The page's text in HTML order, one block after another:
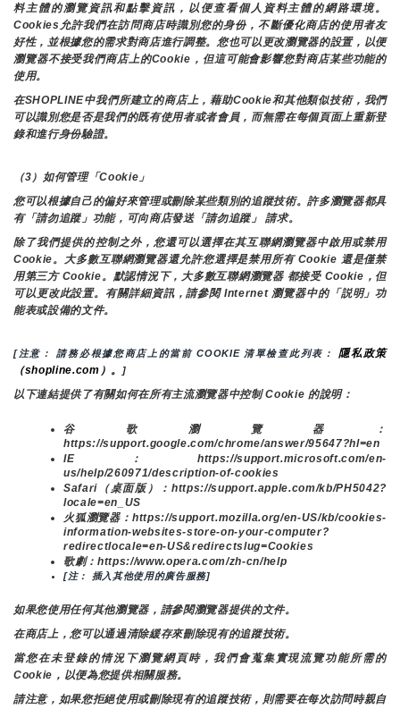
料主體的瀏覽資訊和點擊資訊，以便查看個人資料主體的網路環境。
Cookies允許我們在訪問商店時識別您的身份，不斷優化商店的使用者友
好性，並根據您的需求對商店進行調整。您也可以更改瀏覽器的設置，以便
瀏覽器不接受我們商店上的Cookie，但這可能會影響您對商店某些功能的
使用。
在SHOPLINE中我們所建立的商店上，藉助Cookie和其他類似技術，我們
可以識別您是否是我們的既有使用者或者會員，而無需在每個頁面上重新登
錄和進行身份驗證。
（3）如何管理「Cookie」
您可以根據自己的偏好來管理或刪除某些類別的追蹤技術。許多瀏覽器都具
有「請勿追蹤」功能，可向商店發送「請勿追蹤」 請求。
除了我們提供的控制之外，您還可以選擇在其互聯網瀏覽器中啟用或禁用
Cookie。大多數互聯網瀏覽器還允許您選擇是禁用所有 Cookie 還是僅禁
用第三方 Cookie。默認情況下，大多數互聯網瀏覽器 都接受 Cookie，但
可以更改此設置。有關詳細資訊，請參閱 Internet 瀏覽器中的「説明」功
能表或設備的文件。
[注意： 請務必根據您商店上的當前 COOKIE 清單檢查此列表： 隱私政策
（shopline.com）。
]
以下連結提供了有關如何在所有主流瀏覽器中控制 Cookie 的說明：
谷歌瀏覽器：
https://support.google.com/chrome/answer/95647?hl=en
IE：https://support.microsoft.com/en-
us/help/260971/description-of-cookies
Safari（桌面版）：https://support.apple.com/kb/PH5042?
locale=en_US
火狐瀏覽器：https://support.mozilla.org/en-US/kb/cookies-
information-websites-store-on-your-computer?
redirectlocale=en-US&redirectslug=Cookies
歌劇：https://www.opera.com/zh-cn/help
[注： 插入其他使用的廣告服務]
如果您使用任何其他瀏覽器，請參閱瀏覽器提供的文件。
在商店上，您可以通過清除緩存來刪除現有的追蹤技術。
當您在未登錄的情況下瀏覽網頁時，我們會蒐集實現流覽功能所需的
Cookie，以便為您提供相關服務。
請注意，如果您拒絕使用或刪除現有的追蹤技術，則需要在每次訪問時親自